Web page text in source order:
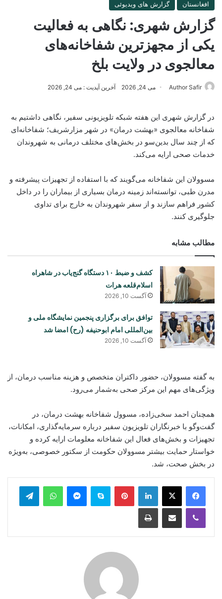
افغانستان گزارش های ویدیوئی
گزارش شهری: نگاهی به فعالیت
یکی از مجهزترین شفاخانه‌های
معالجوی در ولایت بلخ
Author Safir می 24, 2026 آخرین آپدیت : می 24, 2026
در گزارش شهری این هفته شبکه تلویزیونی سفیر، نگاهی داشتیم به
شفاخانه معالجوی «بهشت درمان» در شهر مزارشریف؛ شفاخانه‌ای
که از چند سال بدین‌سو در بخش‌های مختلف درمانی به شهروندان
خدمات صحی ارایه می‌کند.
مسوولان این شفاخانه می‌گویند که با استفاده از تجهیزات پیشرفته و
مدرن طبی، توانسته‌اند زمینه درمان بسیاری از بیماران را در داخل
کشور فراهم سازند و از سفر شهروندان به خارج برای تداوی
جلوگیری کنند.
مطالب مشابه
کشف و ضبط ۱۰ دستگاه گنج‌یاب در شاهراه
اسلام‌قلعه هرات
آگست 10, 2026
توافق برای برگزاری پنجمین نمایشگاه ملی و
بین‌المللی امام ابوحنیفه (رح) امضا شد
آگست 10, 2026
به گفته مسوولان، حضور داکتران متخصص و هزینه مناسب درمان، از
ویژگی‌های مهم این مرکز صحی به‌شمار می‌رود.
همچنان احمد سخی‌زاده، مسوول شفاخانه بهشت درمان، در
گفت‌وگو با خبرنگاران تلویزیون سفیر درباره سرمایه‌گذاری، امکانات،
تجهیزات و بخش‌های فعال این شفاخانه معلومات ارایه کرده و
خواستار حمایت بیشتر مسوولان حکومت از سکتور خصوصی، به‌ویژه
در بخش صحت، شد.
LinkedIn
Pinterest
Skype
Messenger
WhatsApp
Viber
Share via Email
Print